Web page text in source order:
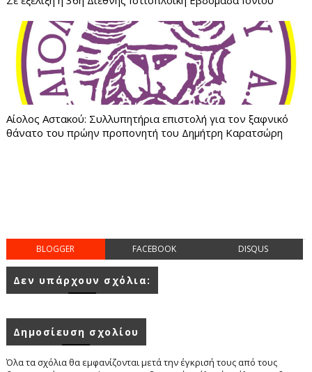
Αίολος Αστακού: Συλλυπητήρια επιστολή για τον ξαφνικό
θάνατο του πρώην προπονητή του Δημήτρη Καρατσώρη
BLOGGER FACEBOOK DISQUS
Δεν υπάρχουν σχόλια:
Δημοσίευση σχολίου
Όλα τα σχόλια θα εμφανίζονται μετά την έγκρισή τους από τους